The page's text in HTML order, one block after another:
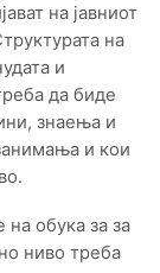
на јавниот
на
и
да биде
знаења и
и кои
обука за за
ниво треба